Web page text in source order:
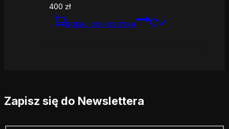
400 zł
DODAJ DO KOSZYKA
Zapisz się do Newslettera